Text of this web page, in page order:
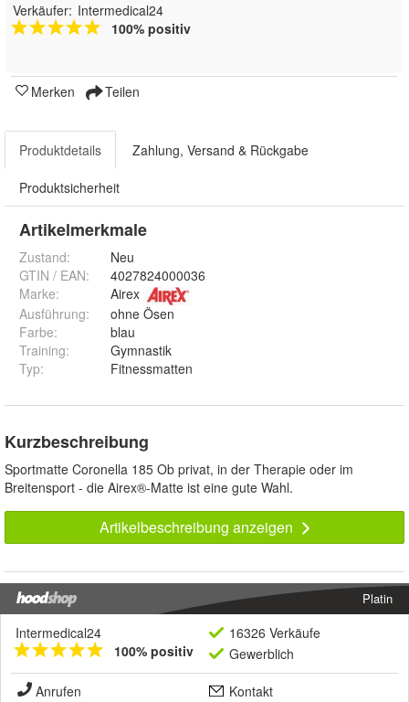
Verkäufer: Intermedical24
100% positiv
Merken Teilen
Produktdetails Zahlung, Versand & Rückgabe
Produktsicherheit
Artikelmerkmale
Zustand:
Neu
GTIN / EAN:
4027824000036
Marke:
Airex
Ausführung:
ohne Ösen
Farbe:
blau
Training:
Gymnastik
Typ: Fitnessmatten
Kurzbeschreibung
Sportmatte Coronella 185 Ob privat, in der Therapie oder im
Breitensport - die Airex®-Matte ist eine gute Wahl.
Artikelbeschreibung anzeigen
Platin
Intermedical24
100% positiv
16326 Verkäufe
Gewerblich
Anrufen
Kontakt